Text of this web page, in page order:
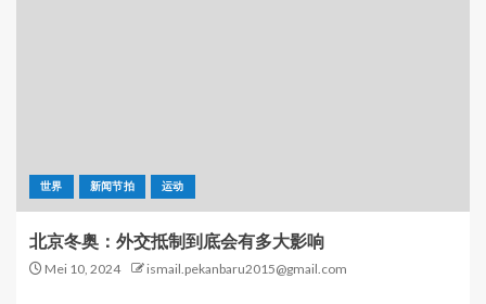
世界 新闻节拍 运动
北京冬奥：外交抵制到底会有多大影响
Mei 10, 2024 ismail.pekanbaru2015@gmail.com